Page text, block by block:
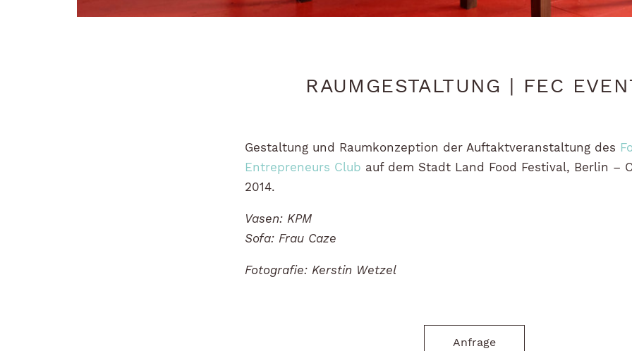
RAUMGESTALTUNG | FEC
Gestaltung und Raumkonzeption der Auftaktveranstaltung des
Entrepreneurs Club auf dem Stadt Land Food Festival, Berlin –
2014.
Vasen: KPM
Sofa: Frau Caze
Fotografie: Kerstin Wetzel
Anfrage